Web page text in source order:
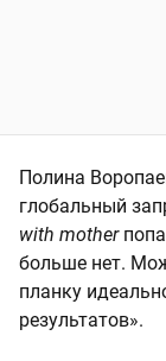
Полина
глобальный
with mother
больше нет.
планку
результатов».